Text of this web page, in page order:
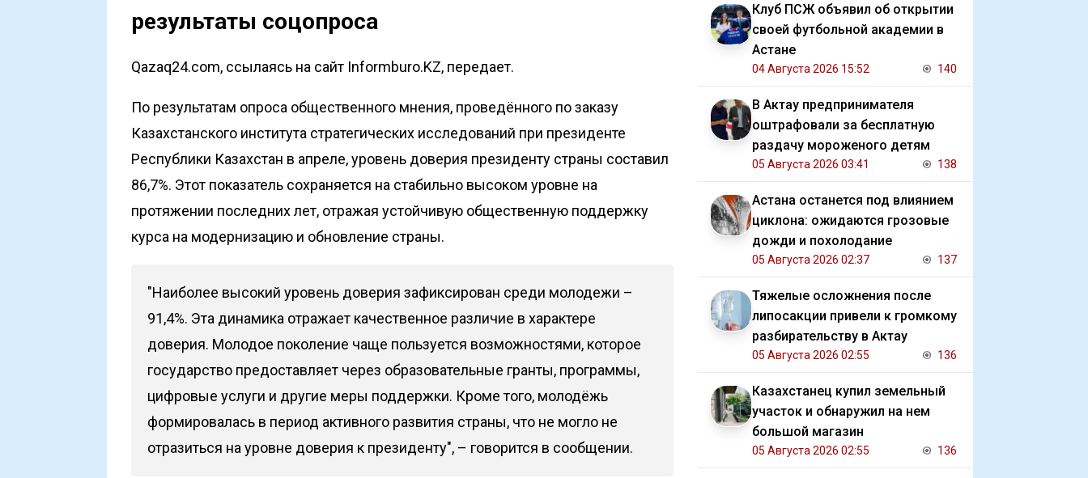
результаты соцопроса
Qazaq24.com, ссылаясь на сайт Informburo.KZ, передает.
По результатам опроса общественного мнения, проведённого по заказу
Казахстанского института стратегических исследований при президенте
Республики Казахстан в апреле, уровень доверия президенту страны составил
86,7%. Этот показатель сохраняется на стабильно высоком уровне на
протяжении последних лет, отражая устойчивую общественную поддержку
курса на модернизацию и обновление страны.
"Наиболее высокий уровень доверия зафиксирован среди молодежи –
91,4%. Эта динамика отражает качественное различие в характере
доверия. Молодое поколение чаще пользуется возможностями, которое
государство предоставляет через образовательные гранты, программы,
цифровые услуги и другие меры поддержки. Кроме того, молодёжь
формировалась в период активного развития страны, что не могло не
отразиться на уровне доверия к президенту", – говорится в сообщении.
Клуб ПСЖ объявил об открытии
своей футбольной академии в
Астане
04 Августа 2026 15:52 140
В Актау предпринимателя
оштрафовали за бесплатную
раздачу мороженого детям
05 Августа 2026 03:41 138
Астана останется под влиянием
циклона: ожидаются грозовые
дожди и похолодание
05 Августа 2026 02:37 137
Тяжелые осложнения после
липосакции привели к громкому
разбирательству в Актау
05 Августа 2026 02:55 136
Казахстанец купил земельный
участок и обнаружил на нем
большой магазин
05 Августа 2026 02:55 136